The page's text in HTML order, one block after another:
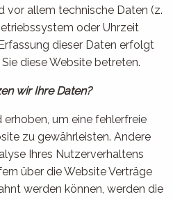
vor allem technische Daten (z.
oder Uhrzeit
dieser Daten erfolgt
diese Website betreten.
wir Ihre Daten?
erhoben, um eine fehlerfreie
zu gewährleisten. Andere
Ihres Nutzerverhaltens
über die Website Verträge
werden können, werden die